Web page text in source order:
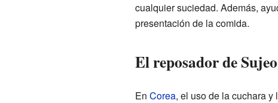
cualquier suciedad. Además,
presentación de la comida.
El reposador de
En Corea, el uso de la cuchara